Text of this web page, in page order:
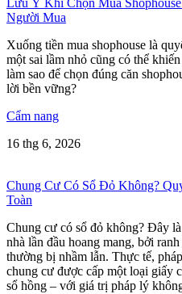
Lưu Ý Khi Chọn Mua
Người Mua
Xuống tiền mua shophouse là
một sai lầm nhỏ cũng có thể
làm sao để chọn đúng căn
lời bền vững?
Cẩm nang
16 thg 6, 2026
Chung Cư Có Sổ Đỏ Không?
Toàn
Chung cư có sổ đỏ không? Đây
nhà lần đầu hoang mang, bởi
thường bị nhầm lẫn. Thực tế,
chung cư được cấp một loại giấy
sổ hồng – với giá trị pháp lý